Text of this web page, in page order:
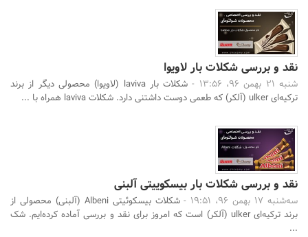
نقد و بررسی شکلات بار لاویوا
شنبه 21 بهمن 96، 13:56 -
شکلات بار laviva (لاویوا) محصولی دیگر از برند
ترکیه‌ای ulker (آلکر) که طعمی دوست داشتنی دارد. شکلات laviva همراه با ...
نقد و بررسی شکلات بار بیسکوییتی آلبنی
سه‌شنبه 17 بهمن 96، 19:51 -
شکلات بیسکوئیتی Albeni (آلبنی) محصولی از
برند ترکیه‌ای ulker (آلکر) است که امروز برای نقد و بررسی آماده کرده‌ایم. شک
...